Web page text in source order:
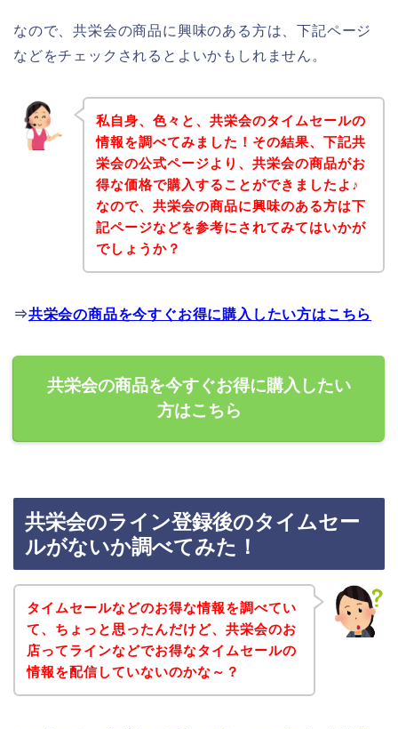
なので、共栄会の商品に興味のある方は、下記ページ
などをチェックされるとよいかもしれません。
私自身、色々と、共栄会のタイムセールの
情報を調べてみました！その結果、下記共
栄会の公式ページより、共栄会の商品がお
得な価格で購入することができましたよ♪
なので、共栄会の商品に興味のある方は下
記ページなどを参考にされてみてはいかが
でしょうか？
⇒共栄会の商品を今すぐお得に購入したい方はこちら
共栄会の商品を今すぐお得に購入したい
方はこちら
共栄会のライン登録後のタイムセー
ルがないか調べてみた！
タイムセールなどのお得な情報を調べてい
て、ちょっと思ったんだけど、共栄会のお
店ってラインなどでお得なタイムセールの
情報を配信していないのかな～？